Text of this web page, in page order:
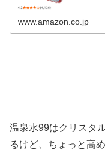
www.amazon.co.jp
温泉水99はクリスタ
るけど、ちょっと高